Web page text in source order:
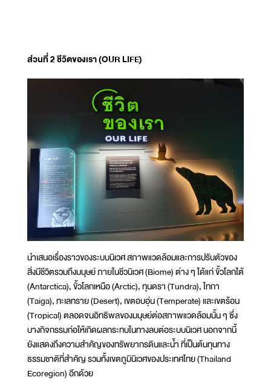
ส่วนที่ 2 ชีวิตของเรา (OUR LIFE)
นำเสนอเรื่องราวของระบบนิเวศ สภาพแวดล้อมและการปรับตัวของ
สิ่งมีชีวิตรวมถึงมนุษย์ ภายในชีวนิเวศ (Biome) ต่าง ๆ ได้แก่ ขั้วโลกใต้
(Antarctica), ขั้วโลกเหนือ (Arctic), ทุนดรา (Tundra), ไทกา
(Taiga), ทะเลทราย (Desert), เขตอบอุ่น (Temperate) และเขตร้อน
(Tropical) ตลอดจนอิทธิพลของมนุษย์ต่อสภาพแวดล้อมนั้น ๆ ซึ่ง
บางกิจกรรมก่อให้เกิดผลกระทบในทางลบต่อระบบนิเวศ นอกจากนี้
ยังแสดงถึงความสำคัญของทรัพยากรดินและน้ำ ที่เป็นต้นทุนทาง
ธรรมชาติที่สำคัญ รวมทั้งเขตภูมินิเวศของประเทศไทย (Thailand
Ecoregion) อีกด้วย